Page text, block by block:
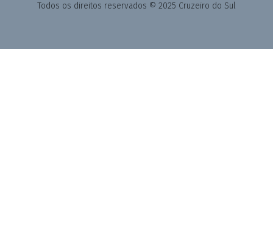
Todos os direitos reservados © 2025 Cruzeiro do Sul